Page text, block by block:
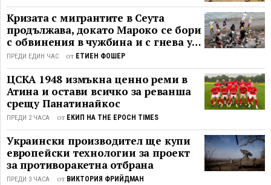
детска възраст. В началните училища
се провежда тържествена ...
Кризата с мигрантите в Сеута
продължава, докато Мароко се бори
с обвинения в чужбина и с гнева у
дома
ПРЕДИ ЕДИН ЧАС от ЕТИЕН ФОШЕР
ЦСКА 1948 измъкна ценно реми в
Атина и остави всичко за реванша
срещу Панатинайкос
ПРЕДИ 2 ЧАСА от ЕКИП НА THE EPOCH TIMES
Украински производител ще купи
европейски технологии за проект
за противоракетна отбрана
ПРЕДИ 3 ЧАСА от ВИКТОРИЯ ФРИЙДМАН